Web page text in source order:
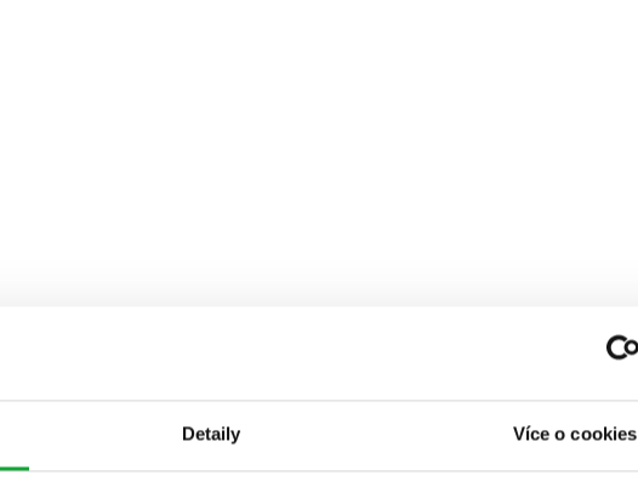
Detaily Více o cookies